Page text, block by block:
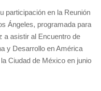
participación en la Reunión
Ángeles, programada para
a asistir al Encuentro de
y Desarrollo en América
Ciudad de México en junio